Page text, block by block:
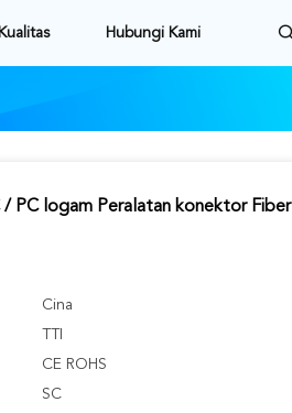
Hubungi Kami
/ PC logam Peralatan konektor Fiber
Cina
CE ROHS
SC